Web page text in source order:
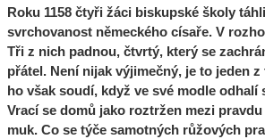
Roku 1158 čtyři žáci biskupské školy
svrchovanost německého císaře. V
Tři z nich padnou, čtvrtý, který se
přátel. Není nijak výjimečný, je to jeden
ho však soudí, když ve své modle
Vrací se domů jako roztržen mezi
muk. Co se týče samotných růžových